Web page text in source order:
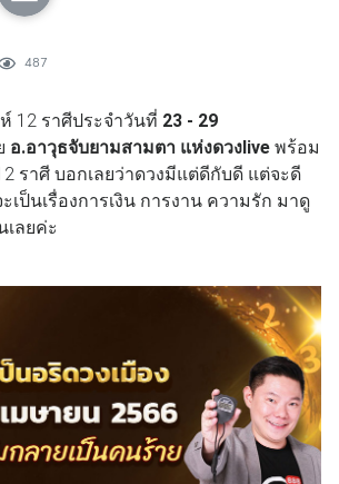
487
12 ราศีประจำวันที่ 23 - 29
อ.อาวุธจับยามสามตา แห่งดวงlive พร้อม
ราศี บอกเลยว่าดวงมีแต่ดีกับดี แต่จะดี
เป็นเรื่องการเงิน การงาน ความรัก มาดู
ลยค่ะ